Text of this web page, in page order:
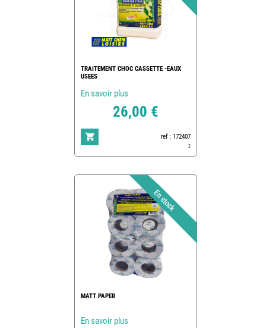
TRAITEMENT CHOC CASSETTE -EAUX
USEES
En savoir plus
26,00 €
ref : 172407
2
MATT PAPER
En savoir plus